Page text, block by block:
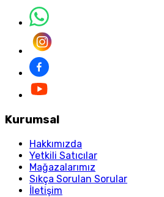
Kurumsal
Hakkımızda
Yetkili Satıcılar
Mağazalarımız
Sıkça Sorulan Sorular
İletişim